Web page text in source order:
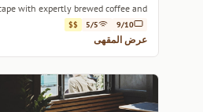
with expertly brewed coffee and
delightful pastries.
9/10
5/5
$$
عرض المقهى